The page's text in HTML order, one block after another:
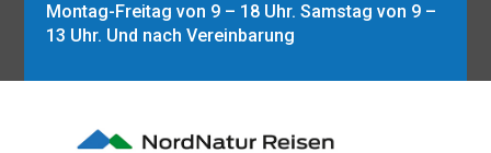
Montag-Freitag von 9 – 18 Uhr. Samstag von 9 –
13 Uhr. Und nach Vereinbarung